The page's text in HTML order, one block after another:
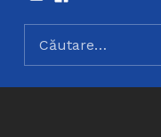
SEARCH THE SITE
Caută după: